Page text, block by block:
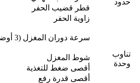
قطر قضيب الحفر
زاوية الحفر
تناوب
وحدة
سرعة دوران المغزل (3 أوضاع)
شوط المغزل
أقصى ضغط للتغذية
أقصى قدرة رفع